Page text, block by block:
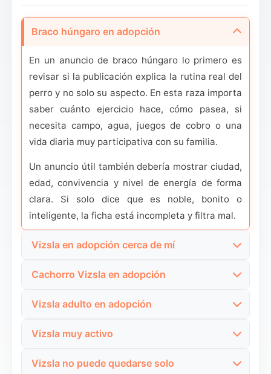
Braco húngaro en adopción
En un anuncio de braco húngaro lo primero es
revisar si la publicación explica la rutina real del
perro y no solo su aspecto. En esta raza importa
saber cuánto ejercicio hace, cómo pasea, si
necesita campo, agua, juegos de cobro o una
vida diaria muy participativa con su familia.
Un anuncio útil también debería mostrar ciudad,
edad, convivencia y nivel de energía de forma
clara. Si solo dice que es noble, bonito o
inteligente, la ficha está incompleta y filtra mal.
Vizsla en adopción cerca de mí
Cuando buscas un Vizsla cerca, conviene
comprobar si el anuncio deja visible la provincia
o ciudad y si la protectora acepta adopciones
apegados a la familia, la visita previa, el traslado
Cachorro Vizsla en adopción
En un cachorro de Vizsla deberías mirar mucho
más que la edad. Lo importante es saber cómo
se está criando, si ya sale al exterior, si convive
llamada, correa, autocontrol y contacto
Vizsla adulto en adopción
solo rasgos generales. La ficha debería decir si
sabe descansar en casa, si necesita todavía
Vizsla muy activo
Vizsla no puede quedarse solo